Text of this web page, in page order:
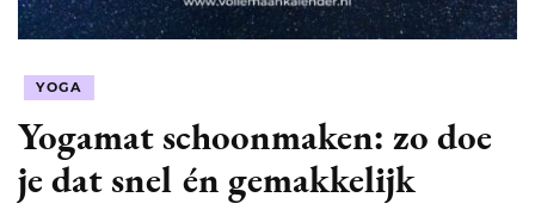
YOGA
Yogamat schoonmaken: zo doe
je dat snel én gemakkelijk